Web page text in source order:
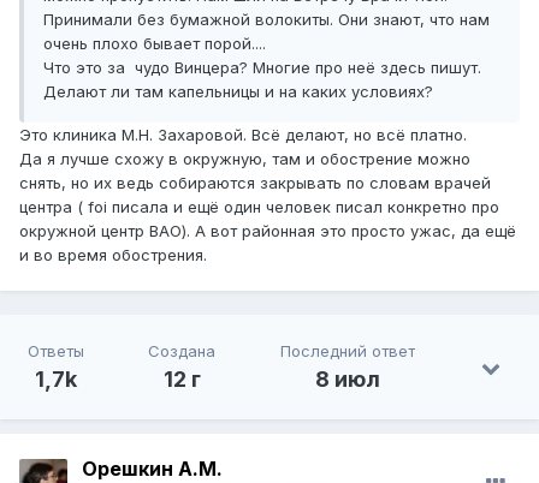
Принимали без бумажной волокиты. Они знают, что нам
очень плохо бывает порой....
Что это за чудо Винцера? Многие про неё здесь пишут.
Делают ли там капельницы и на каких условиях?
Это клиника М.Н. Захаровой. Всё делают, но всё платно.
Да я лучше схожу в окружную, там и обострение можно
снять, но их ведь собираются закрывать по словам врачей
центра ( foi писала и ещё один человек писал конкретно про
окружной центр ВАО). А вот районная это просто ужас, да ещё
и во время обострения.
Ответы
1,7k
Создана
12 г
Последний ответ
8 июл
Орешкин А.М.